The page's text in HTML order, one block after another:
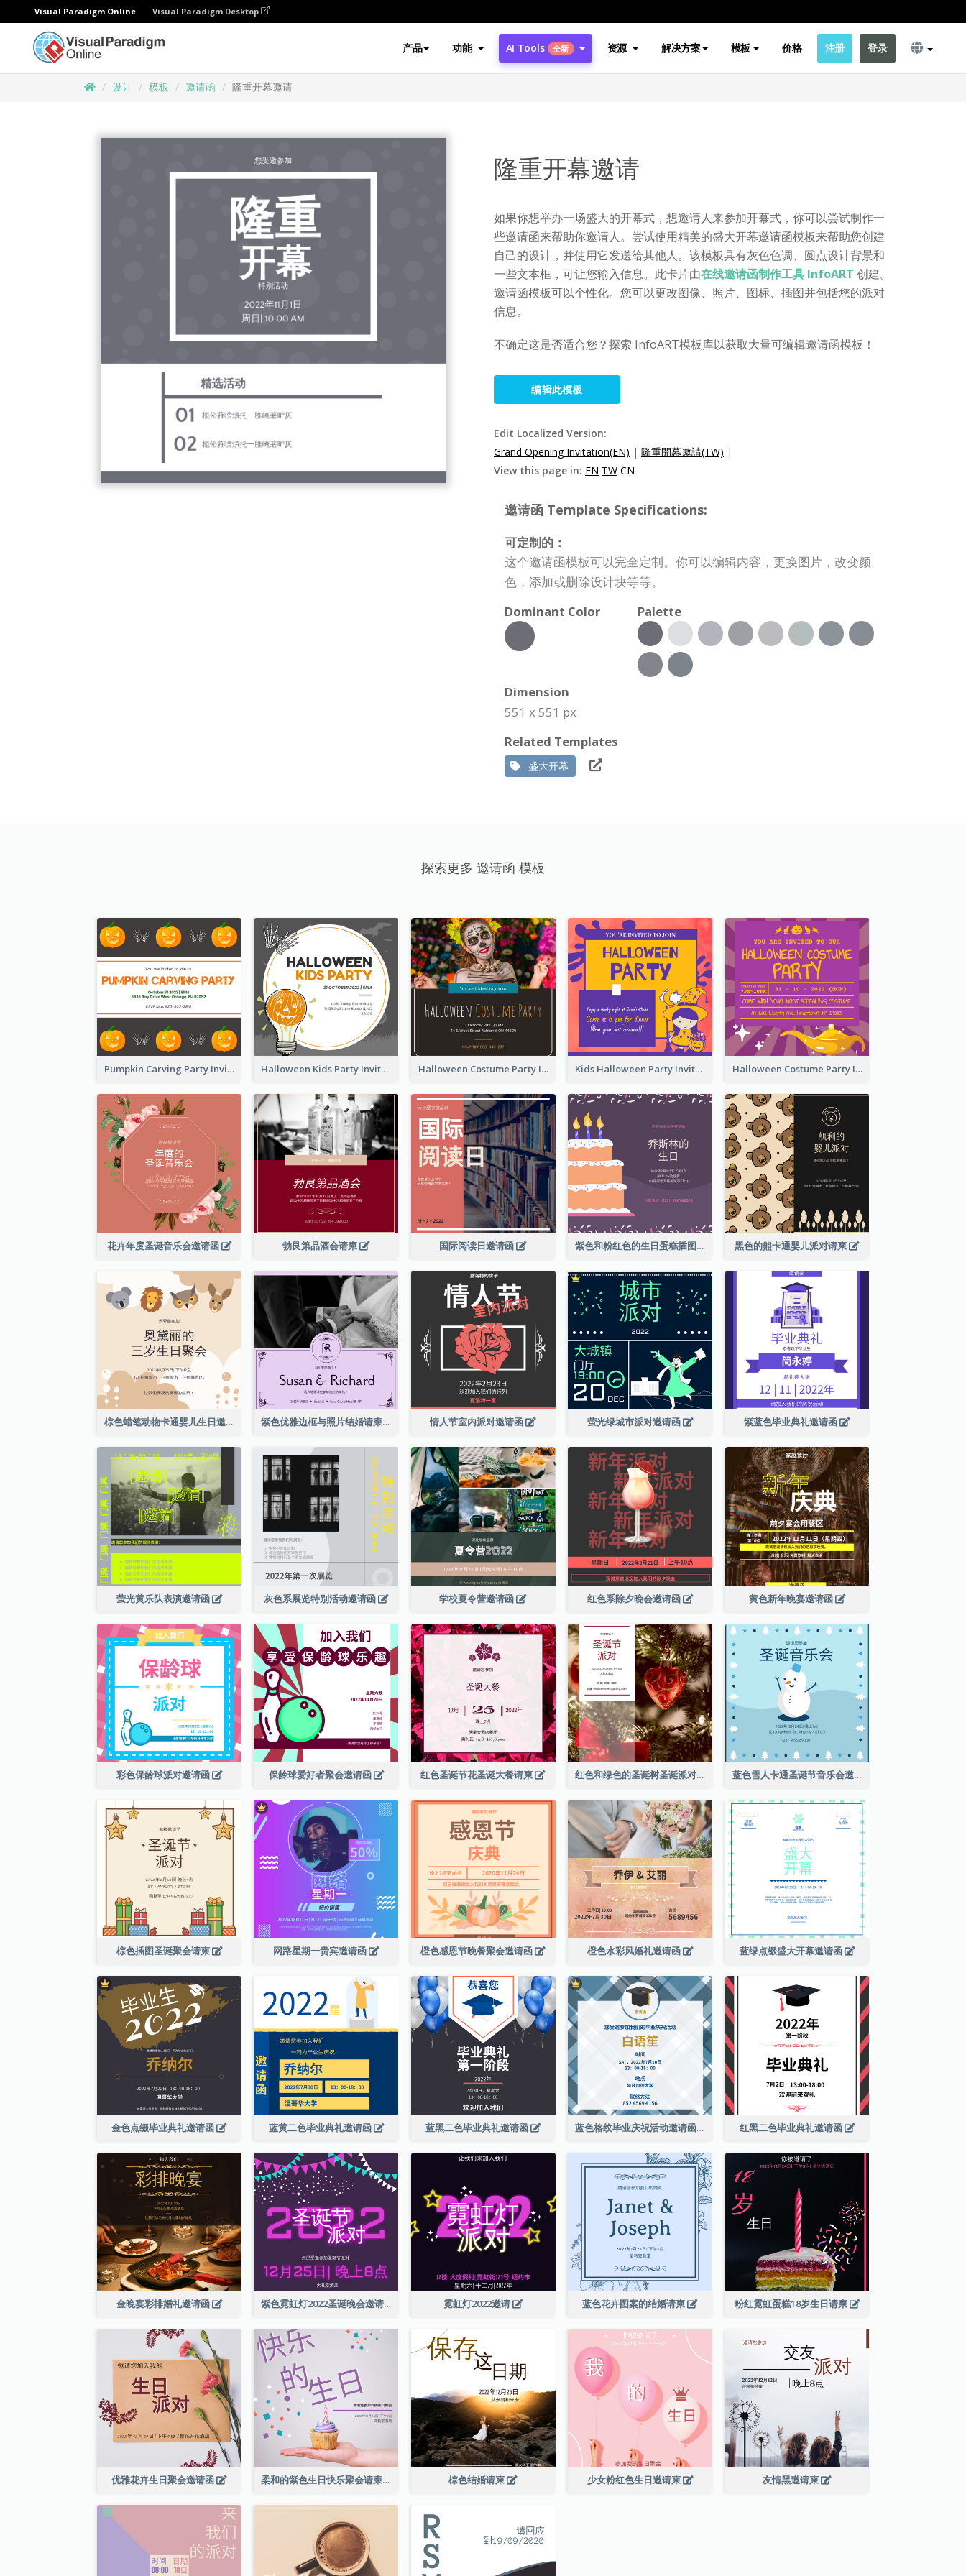
Visual Paradigm Online Visual Paradigm Desktop
产品 功能 AI Tools 全新 资源 解决方案 模板 价格 注册 登录
设计 模板 邀请函 隆重开幕邀请
隆重开幕邀请
如果你想举办一场盛大的开幕式，想邀请人来参加开幕式，你可以尝试制作一
些邀请函来帮助你邀请人。尝试使用精美的盛大开幕邀请函模板来帮助您创建
自己的设计，并使用它发送给其他人。该模板具有灰色色调、圆点设计背景和
一些文本框，可让您输入信息。此卡片由在线邀请函制作工具 InfoART 创建。
邀请函模板可以个性化。您可以更改图像、照片、图标、插图并包括您的派对
信息。
不确定这是否适合您？探索 InfoART模板库以获取大量可编辑邀请函模板！
编辑此模板
Edit Localized Version:
Grand Opening Invitation(EN) | 隆重開幕邀請(TW) |
View this page in: EN TW CN
邀请函 Template Specifications:
可定制的：
这个邀请函模板可以完全定制。你可以编辑内容，更换图片，改变颜
色，添加或删除设计块等等。
Dominant Color
Palette
Dimension
551 x 551 px
Related Templates
盛大开幕
探索更多 邀请函 模板
Pumpkin Carving Party Invitation Halloween Kids Party Invitation Halloween Costume Party Invitation Kids Halloween Party Invitation Halloween Costume Party Invitation
花卉年度圣诞音乐会邀请函 勃艮第品酒会请柬 国际阅读日邀请函 紫色和粉红色的生日蛋糕插图聚会请柬 黑色的熊卡通婴儿派对请柬
棕色蜡笔动物卡通婴儿生日邀请 紫色优雅边框与照片结婚请柬 情人节室内派对邀请函 萤光绿城市派对邀请函 紫蓝色毕业典礼邀请函
萤光黄乐队表演邀请函 灰色系展览特别活动邀请函 学校夏令营邀请函 红色系除夕晚会邀请函 黄色新年晚宴邀请函
彩色保龄球派对邀请函 保龄球爱好者聚会邀请函 红色圣诞节花圣诞大餐请柬 红色和绿色的圣诞树圣诞派对邀请函 蓝色雪人卡通圣诞节音乐会邀请
棕色插图圣诞聚会请柬 网路星期一贵宾邀请函 橙色感恩节晚餐聚会邀请函 橙色水彩风婚礼邀请函 蓝绿点缀盛大开幕邀请函
金色点缀毕业典礼邀请函 蓝黄二色毕业典礼邀请函 蓝黑二色毕业典礼邀请函 蓝色格纹毕业庆祝活动邀请函 红黑二色毕业典礼邀请函
金晚宴彩排婚礼邀请函 紫色霓虹灯2022圣诞晚会邀请函 霓虹灯2022邀请 蓝色花卉图案的结婚请柬 粉红霓虹蛋糕18岁生日请柬
优雅花卉生日聚会邀请函 柔和的紫色生日快乐聚会请柬 棕色结婚请柬 少女粉红色生日邀请柬 友情黑邀请柬